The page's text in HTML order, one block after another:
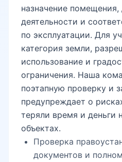
назначение
деятельности и
по эксплуатации. Для
категория земли,
использование и
ограничения. Наша
поэтапную проверку и
предупреждает о
теряли время и деньги
объектах.
Проверка
документов и